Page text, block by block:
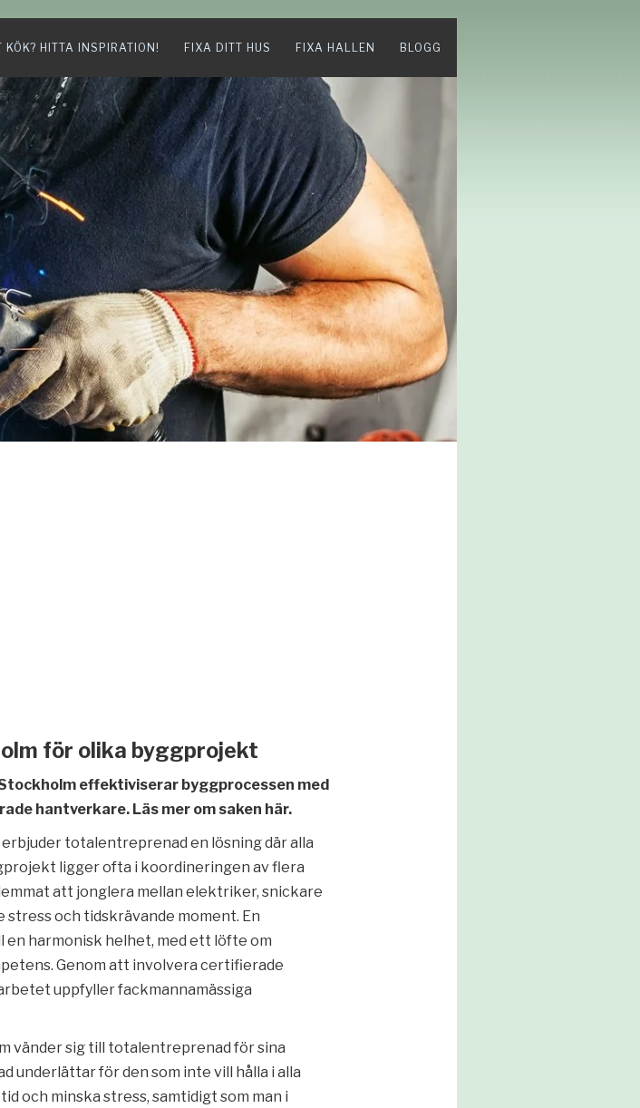
KÖK? HITTA INSPIRATION! FIXA DITT HUS FIXA HALLEN BLOGG
för olika byggprojekt
effektiviserar byggprocessen med
hantverkare. Läs mer om saken här.
totalentreprenad en lösning där alla
ligger ofta i koordineringen av flera
att jonglera mellan elektriker, snickare
och tidskrävande moment. En
harmonisk helhet, med ett löfte om
Genom att involvera certifierade
uppfyller fackmannamässiga
vänder sig till totalentreprenad för sina
underlättar för den som inte vill hålla i alla
och minska stress, samtidigt som man i